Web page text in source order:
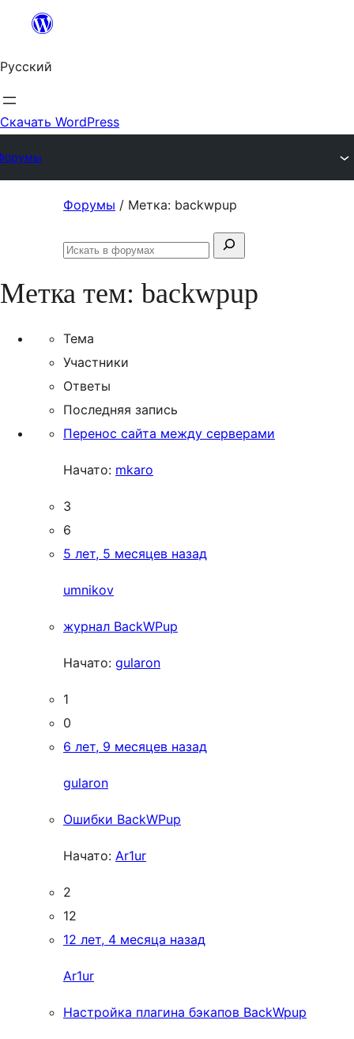
Перейти
содержимому
Русский
Скачать WordPress
содержимому
Форумы / Метка: backwpup
Поиск:
Искать
Метка тем: backwpup
Тема
Участники
Ответы
Последняя запись
Перенос сайта между серверами
Начато: mkaro
3
6
5 лет, 5 месяцев назад
umnikov
журнал BackWPup
Начато: gularon
1
0
6 лет, 9 месяцев назад
gularon
Ошибки BackWPup
Начато: Ar1ur
2
12
12 лет, 4 месяца назад
Ar1ur
Настройка плагина бэкапов BackWpup